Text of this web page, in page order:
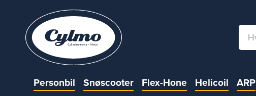
Personbil Snøscooter Flex-Hone Helicoil ARP